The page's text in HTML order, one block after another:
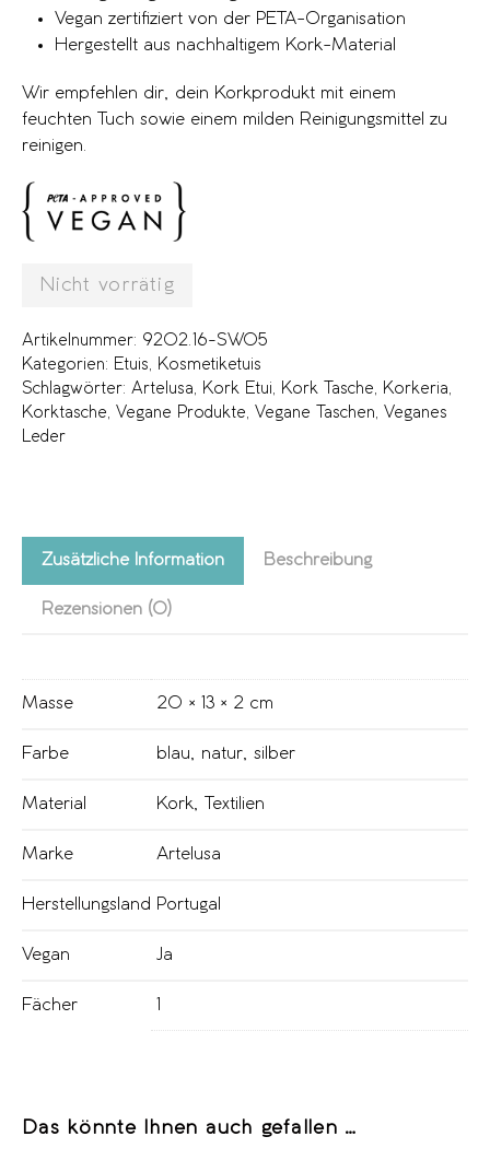
Vegan zertifiziert von der PETA-Organisation
Hergestellt aus nachhaltigem Kork-Material
Wir empfehlen dir, dein Korkprodukt mit einem
feuchten Tuch sowie einem milden Reinigungsmittel zu
reinigen.
Nicht vorrätig
Artikelnummer: 9202.16-SW05
Kategorien: Etuis, Kosmetiketuis
Schlagwörter: Artelusa, Kork Etui, Kork Tasche, Korkeria,
Korktasche, Vegane Produkte, Vegane Taschen, Veganes
Leder
Zusätzliche Information Beschreibung
Rezensionen (0)
Masse 20 × 13 × 2 cm
Farbe blau, natur, silber
Material Kork, Textilien
Marke Artelusa
Herstellungsland Portugal
Vegan Ja
Fächer
Das könnte Ihnen auch gefallen …